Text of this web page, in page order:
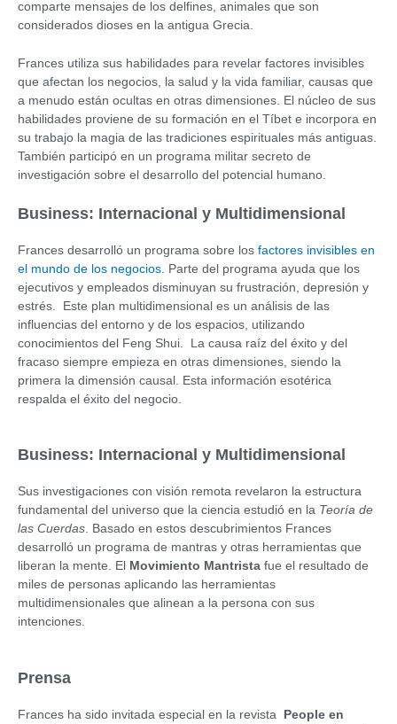
comparte mensajes de los delfines, animales que son
considerados dioses en la antigua Grecia.
Frances utiliza sus habilidades para revelar factores invisibles
que afectan los negocios, la salud y la vida familiar, causas que
a menudo están ocultas en otras dimensiones. El núcleo de sus
habilidades proviene de su formación en el Tíbet e incorpora en
su trabajo la magia de las tradiciones espirituales más antiguas.
También participó en un programa militar secreto de
investigación sobre el desarrollo del potencial humano.
Business: Internacional y Multidimensional
Frances desarrolló un programa sobre los factores invisibles en
el mundo de los negocios. Parte del programa ayuda que los
ejecutivos y empleados disminuyan su frustración, depresión y
estrés. Este plan multidimensional es un análisis de las
influencias del entorno y de los espacios, utilizando
conocimientos del Feng Shui. La causa raíz del éxito y del
fracaso siempre empieza en otras dimensiones, siendo la
primera la dimensión causal. Esta información esotérica
respalda el éxito del negocio.
Business: Internacional y Multidimensional
Sus investigaciones con visión remota revelaron la estructura
fundamental del universo que la ciencia estudió en la Teoría de
las Cuerdas . Basado en estos descubrimientos Frances
desarrolló un programa de mantras y otras herramientas que
liberan la mente. El Movimiento Mantrista fue el resultado de
miles de personas aplicando las herramientas
multidimensionales que alinean a la persona con sus
intenciones.
Prensa
Frances ha sido invitada especial en la revista People en